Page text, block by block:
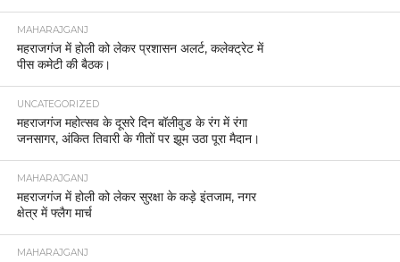
MAHARAJGANJ
महराजगंज में होली को लेकर प्रशासन अलर्ट, कलेक्ट्रेट में
पीस कमेटी की बैठक।
UNCATEGORIZED
महराजगंज महोत्सव के दूसरे दिन बॉलीवुड के रंग में रंगा
जनसागर, अंकित तिवारी के गीतों पर झूम उठा पूरा मैदान।
MAHARAJGANJ
महराजगंज में होली को लेकर सुरक्षा के कड़े इंतजाम, नगर
क्षेत्र में फ्लैग मार्च
MAHARAJGANJ